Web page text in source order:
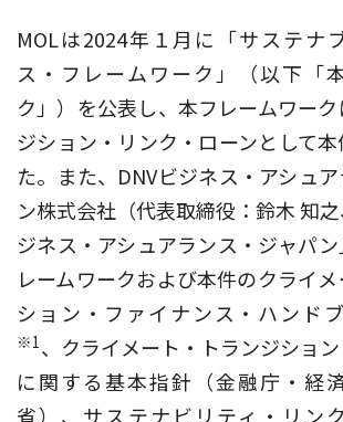
MOLは2024年１月に「サステナ
ス・フレームワーク」（以下「
ク」）を公表し、本フレームワー
ジション・リンク・ローンとして
た。また、DNVビジネス・アシュ
ン株式会社（代表取締役：鈴木 知
ジネス・アシュアランス・ジャパ
レームワークおよび本件のクライ
ション・ファイナンス・ハンドブ
※1、クライメート・トランジショ
に関する基本指針（金融庁・経
省）、サステナビリティ・リン